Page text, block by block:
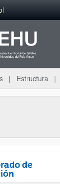
Estructura
de